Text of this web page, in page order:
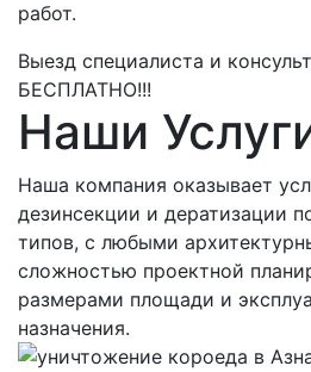
работ.
Выезд специалиста и
БЕСПЛАТНО!!!
Наши
Наша компания оказывает
дезинсекции и дератизации
типов, с любыми
сложностью проектной
размерами площади и
назначения.